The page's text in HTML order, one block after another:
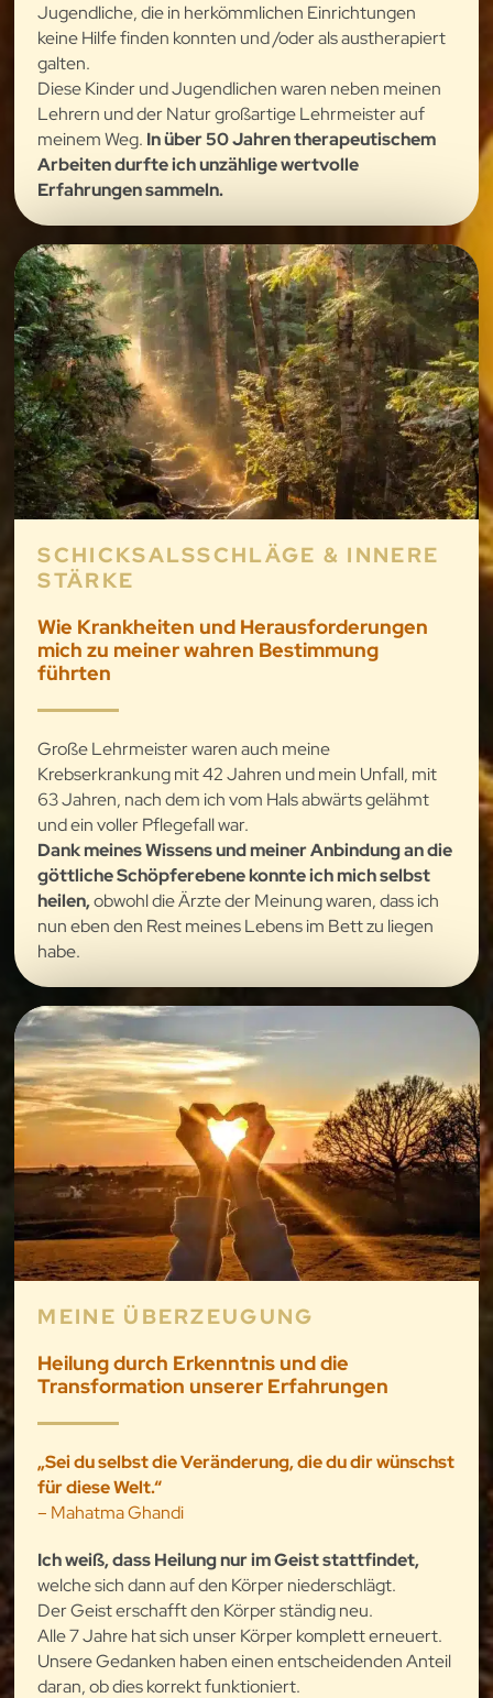
Jugendliche, die in herkömmlichen Einrichtungen
keine Hilfe finden konnten und /oder als austherapiert
galten.
Diese Kinder und Jugendlichen waren neben meinen
Lehrern und der Natur großartige Lehrmeister auf
meinem Weg. In über 50 Jahren therapeutischem
Arbeiten durfte ich unzählige wertvolle
Erfahrungen sammeln.
SCHICKSALSSCHLÄGE & INNERE
STÄRKE
Wie Krankheiten und Herausforderungen
mich zu meiner wahren Bestimmung
führten
Große Lehrmeister waren auch meine
Krebserkrankung mit 42 Jahren und mein Unfall, mit
63 Jahren, nach dem ich vom Hals abwärts gelähmt
und ein voller Pflegefall war.
Dank meines Wissens und meiner Anbindung an die
göttliche Schöpferebene konnte ich mich selbst
heilen,obwohl die Ärzte der Meinung waren, dass ich
nun eben den Rest meines Lebens im Bett zu liegen
habe.
MEINE ÜBERZEUGUNG
Heilung durch Erkenntnis und die
Transformation unserer Erfahrungen
„Sei du selbst die Veränderung, die du dir wünschst
für diese Welt.“
– Mahatma Ghandi
Ich weiß, dass Heilung nur im Geist stattfindet,
welche sich dann auf den Körper niederschlägt.
Der Geist erschafft den Körper ständig neu.
Alle 7 Jahre hat sich unser Körper komplett erneuert.
Unsere Gedanken haben einen entscheidenden Anteil
daran, ob dies korrekt funktioniert.